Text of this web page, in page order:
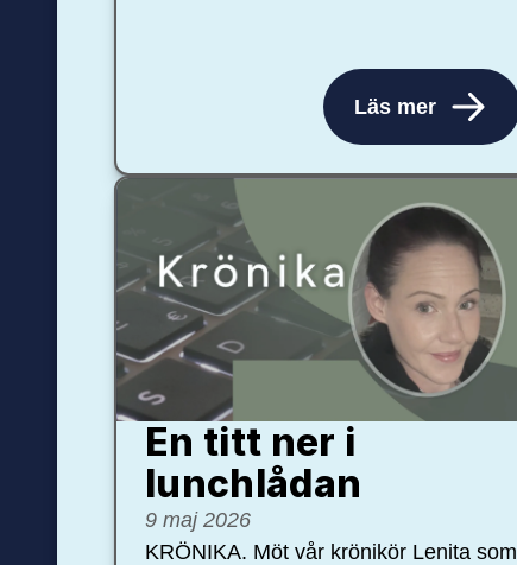
Läs mer
En titt ner i
lunchlådan
9 maj 2026
KRÖNIKA. Möt vår krönikör Lenita som